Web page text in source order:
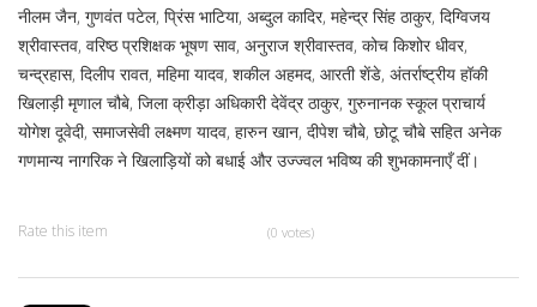
नीलम जैन, गुणवंत पटेल, प्रिंस भाटिया, अब्दुल कादिर, महेन्द्र सिंह ठाकुर, दिग्विजय
श्रीवास्तव, वरिष्ठ प्रशिक्षक भूषण साव, अनुराज श्रीवास्तव, कोच किशोर धीवर,
चन्द्रहास, दिलीप रावत, महिमा यादव, शकील अहमद, आरती शेंडे, अंतर्राष्ट्रीय हॉकी
खिलाड़ी मृणाल चौबे, जिला क्रीड़ा अधिकारी देवेंद्र ठाकुर, गुरुनानक स्कूल प्राचार्य
योगेश दूवेदी, समाजसेवी लक्ष्मण यादव, हारुन खान, दीपेश चौबे, छोटू चौबे सहित अनेक
गणमान्य नागरिक ने खिलाड़ियों को बधाई और उज्ज्वल भविष्य की शुभकामनाएँ दीं।
Rate this item (0 votes)